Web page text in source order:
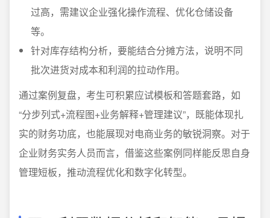
过高，需建议企业强化操作流程、优化仓储设备
等。
针对库存结构分析，要能结合分摊方法，说明不同
批次进货对成本和利润的拉动作用。
通过案例复盘，考生可积累应试模板和答题套路，如
“分步列式+流程图+业务解释+管理建议”，既能体现扎
实的财务功底，也能展现对电商业务的敏锐洞察。对于
企业财务实务人员而言，借鉴这些案例同样能反思自身
管理短板，推动流程优化和数字化转型。